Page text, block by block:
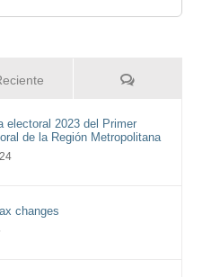
Comentarios
electoral 2023 del Primer
de la Región Metropolitana
changes